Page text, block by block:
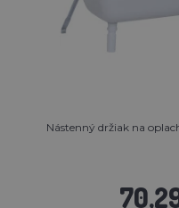
Nástenný držiak na